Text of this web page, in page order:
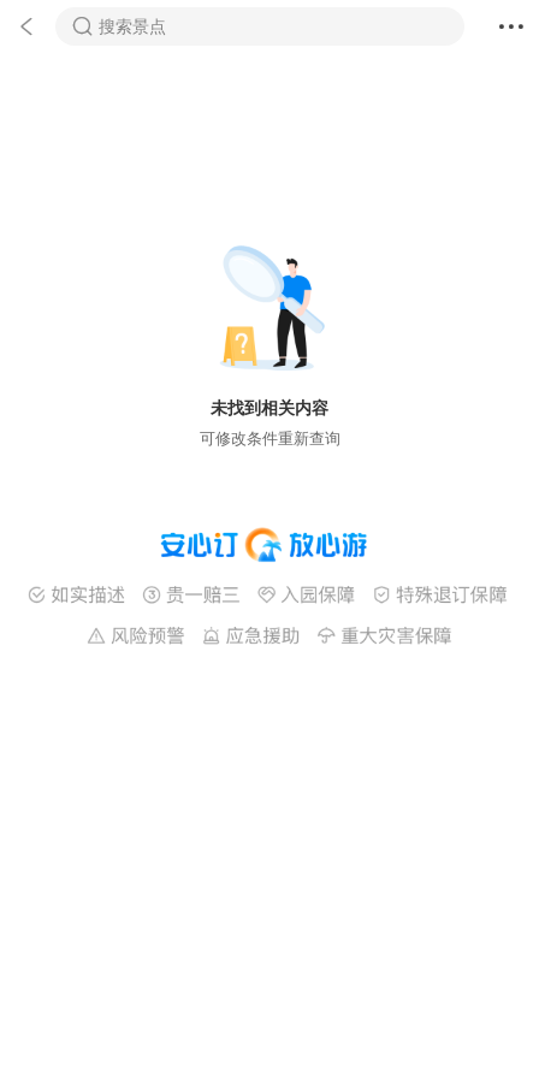
  搜索景点 
未找到相关内容
可修改条件重新查询